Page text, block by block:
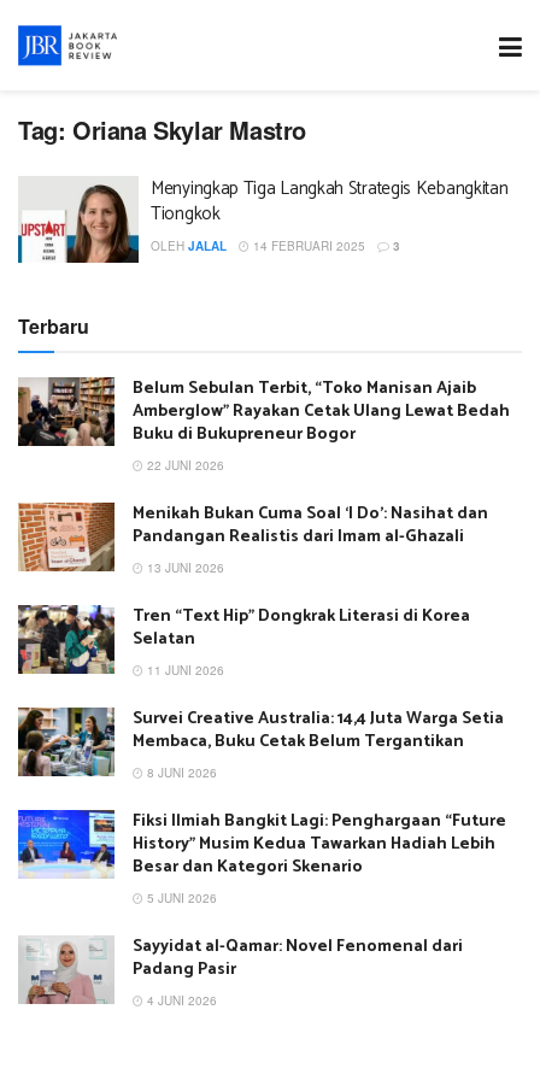
Tag: Oriana Skylar Mastro
Menyingkap Tiga Langkah Strategis Kebangkitan
Tiongkok
OLEH JALAL 14 FEBRUARI 2025 3
Terbaru
Belum Sebulan Terbit, “Toko Manisan Ajaib
Amberglow” Rayakan Cetak Ulang Lewat Bedah
Buku di Bukupreneur Bogor
22 JUNI 2026
Menikah Bukan Cuma Soal ‘I Do’: Nasihat dan
Pandangan Realistis dari Imam al-Ghazali
13 JUNI 2026
Tren “Text Hip” Dongkrak Literasi di Korea
Selatan
11 JUNI 2026
Survei Creative Australia: 14,4 Juta Warga Setia
Membaca, Buku Cetak Belum Tergantikan
8 JUNI 2026
Fiksi Ilmiah Bangkit Lagi: Penghargaan “Future
History” Musim Kedua Tawarkan Hadiah Lebih
Besar dan Kategori Skenario
5 JUNI 2026
Sayyidat al-Qamar: Novel Fenomenal dari
Padang Pasir
4 JUNI 2026